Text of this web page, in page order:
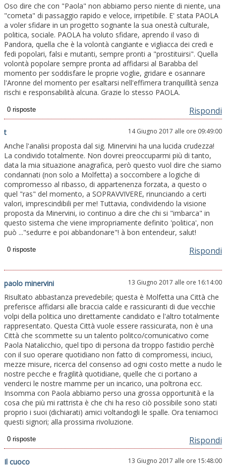
Oso dire che con "Paola" non abbiamo perso niente di niente, una
"cometa" di passaggio rapido e veloce, irripetibile. E' stata PAOLA
a voler sfidare in un progetto sognante la sua onestà culturale,
politica, sociale. PAOLA ha voluto sfidare, aprendo il vaso di
Pandora, quella che è la volontà cangiante e vigliacca dei credi e
fedi popolari, falsi e mutanti, sempre pronti a "prostituirsi". Quella
volontà popolare sempre pronta ad affidarsi al Barabba del
momento per soddisfare le proprie voglie, gridare e osannare
l'Aronne del momento per esaltarsi nell'effimera tranquillità senza
rischi e responsabilità alcuna. Grazie lo stesso PAOLA.
Rispondi
t 14 Giugno 2017 alle ore 09:49:00
Anche l'analisi proposta dal sig. Minervini ha una lucida crudezza!
La condivido totalmente. Non dovrei preoccuparmi più di tanto,
data la mia situazione anagrafica, però questo vuol dire che siamo
condannati (non solo a Molfetta) a soccombere a logiche di
compromesso al ribasso, di appartenenza forzata, a questo o
quel "ras" del momento, a SOPRAVVIVERE, rinunciando a certi
valori, imprescindibili per me! Tuttavia, condividendo la visione
proposta da Minervini, io continuo a dire che chi si "imbarca" in
questo sistema che viene impropriamente definito 'politica', non
può ..."sedurre e poi abbandonare"! à bon entendeur, salut!
Rispondi
paolo minervini 13 Giugno 2017 alle ore 16:14:00
Risultato abbastanza prevedebile; questa è Molfetta una Città che
preferisce affidarsi alle braccia calde e rassicuranti di due vecchie
volpi della politica uno direttamente candidato e l'altro totalmente
rappresentato. Questa Città vuole essere rassicurata, non è una
Città che scommette su un talento politco/comunicativo come
Paola Natalicchio, quel tipo di persona da troppo fastidio perchè
con il suo operare quotidiano non fatto di compromessi, inciuci,
mezze misure, ricerca del consenso ad ogni costo mette a nudo le
nostre pecche e fragilità quotidiane, quelle che ci portano a
venderci le nostre mamme per un incarico, una poltrona ecc.
Insomma con Paola abbiamo perso una grossa opportunità e la
cosa che più mi rattrista è che chi ha reso ciò possibile sono stati
proprio i suoi (dichiarati) amici voltandogli le spalle. Ora teniamoci
questi signori; alla prossima rivoluzione.
Rispondi
Il cuoco 13 Giugno 2017 alle ore 15:48:00